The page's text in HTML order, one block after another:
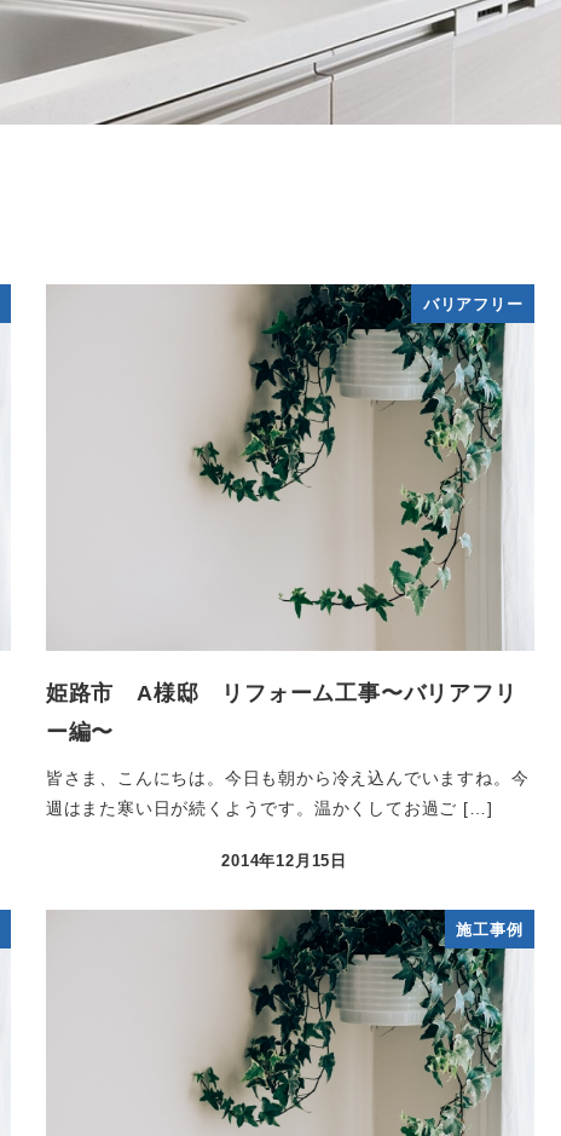
バリアフリー
姫路市 A様邸 リフォーム工事〜バリアフリ
ー編〜
皆さま、こんにちは。今日も朝から冷え込んでいますね。今
週はまた寒い日が続くようです。温かくしてお過ご […]
2014年12月15日
施工事例